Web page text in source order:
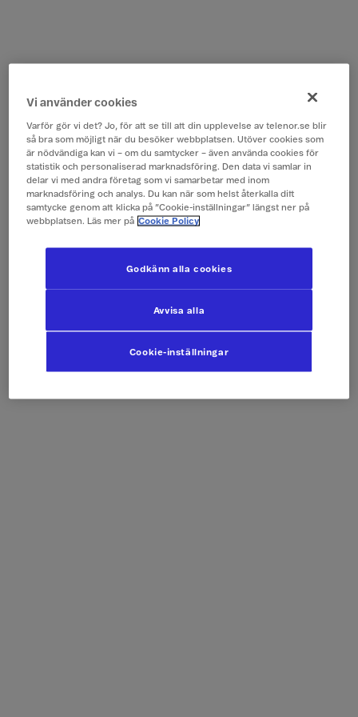
Vi använder cookies
Varför gör vi det? Jo, för att se till att din upplevelse av telenor.se blir
så bra som möjligt när du besöker webbplatsen. Utöver cookies som
är nödvändiga kan vi – om du samtycker – även använda cookies för
statistik och personaliserad marknadsföring. Den data vi samlar in
delar vi med andra företag som vi samarbetar med inom
marknadsföring och analys. Du kan när som helst återkalla ditt
samtycke genom att klicka på ”Cookie-inställningar” längst ner på
webbplatsen. Läs mer på Cookie Policy
Cookie-inställningar
Avvisa alla
Godkänn alla cookies